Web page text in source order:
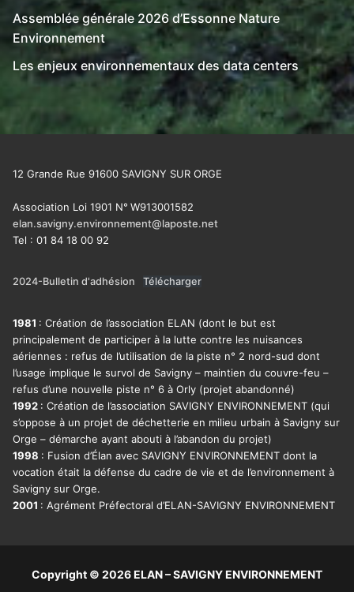
Assemblée générale 2026 d’Essonne Nature
Environnement
Les enjeux environnementaux des data centers
12 Grande Rue 91600 SAVIGNY SUR ORGE
Association Loi 1901 N° W913001582
elan.savigny.environnement@laposte.net
Tel : 01 84 18 00 92
2024-Bulletin d'adhésion Télécharger
1981 : Création de l’association ELAN (dont le but est
principalement de participer à la lutte contre les nuisances
aériennes : refus de l’utilisation de la piste n° 2 nord-sud dont
l’usage implique le survol de Savigny – maintien du couvre-feu –
refus d’une nouvelle piste n° 6 à Orly (projet abandonné)
1992 : Création de l’association SAVIGNY ENVIRONNEMENT (qui
s’oppose à un projet de déchetterie en milieu urbain à Savigny sur
Orge – démarche ayant abouti à l’abandon du projet)
1998 : Fusion d’Élan avec SAVIGNY ENVIRONNEMENT dont la
vocation était la défense du cadre de vie et de l’environnement à
Savigny sur Orge.
2001 : Agrément Préfectoral d’ELAN-SAVIGNY ENVIRONNEMENT
Copyright © 2026 ELAN – SAVIGNY ENVIRONNEMENT